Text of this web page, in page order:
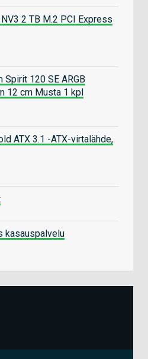
2 TB M.2 PCI Express
Spirit 120 SE ARGB
12 cm Musta 1 kpl
ATX 3.1 -ATX-virtalähde,
kasauspalvelu